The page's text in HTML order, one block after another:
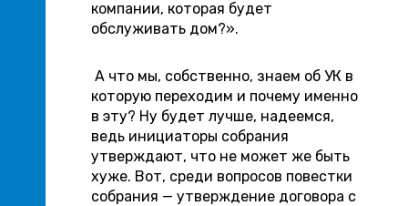
компании, которая будет
обслуживать дом?».
А что мы, собственно, знаем об УК в
которую переходим и почему именно
в эту? Ну будет лучше, надеемся,
ведь инициаторы собрания
утверждают, что не может же быть
хуже. Вот, среди вопросов повестки
собрания — утверждение договора с